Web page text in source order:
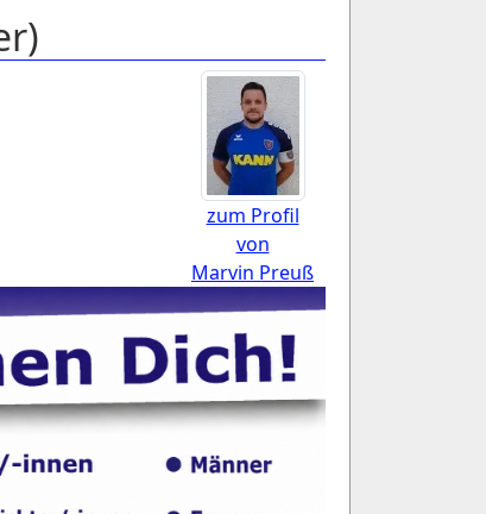
zum Profil
von
Marvin Preuß